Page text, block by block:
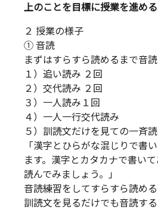
上のことを目標に授業を進める
２ 授業の様子
① 音読
まずはすらすら読めるまで音読
１）追い読み ２回
２）交代読み ２回
３）一人読み１回
４）一人一行交代読み
５）訓読文だけを見ての一斉
「漢字とひらがな混じりで書
ます。漢字とカタカナで書い
読んでみましょう。」
音読練習をしてすらすら読める
訓読文を見るだけでも音読す